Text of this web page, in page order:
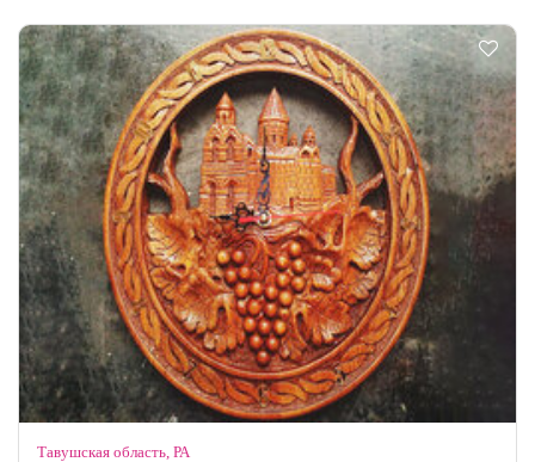
Тавушская область, РА